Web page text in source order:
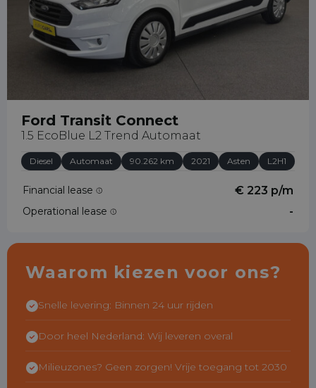
Ford Transit Connect
1.5 EcoBlue L2 Trend Automaat
Diesel Automaat 90.262 km 2021 Asten L2H1
Financial lease € 223 p/m
Operational lease -
Waarom kiezen voor ons?
Snelle levering: Binnen 24 uur rijden
Door heel Nederland: Wij leveren overal
Milieuzones? Geen zorgen! Vrije toegang tot 2030